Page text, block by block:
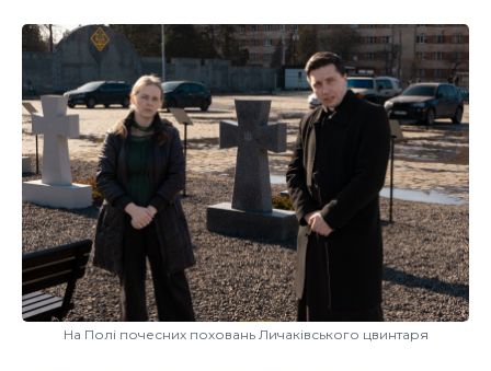
На Полі почесних поховань Личаківського цвинтаря